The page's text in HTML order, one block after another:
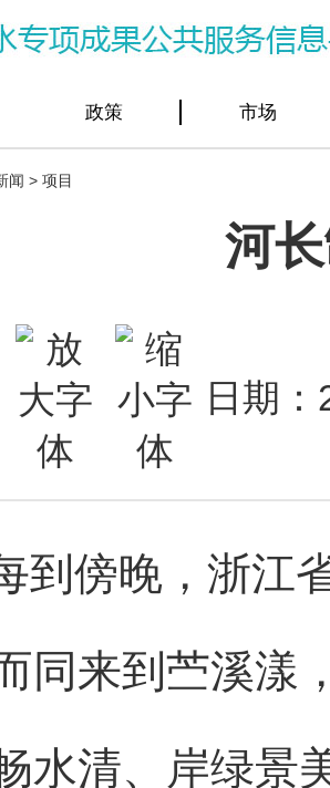
政策 市场
闻 > 项目
河
日期
到傍晚，浙江
同来到苎溪漾
水清、岸绿景